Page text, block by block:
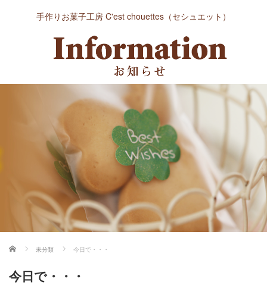
手作りお菓子工房 C'est chouettes（セシュエット）
ホーム 未分類 今日で・・・
今日で・・・